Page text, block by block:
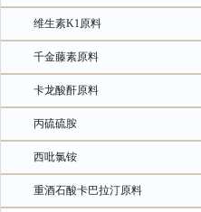
维生素K1原料
千金藤素原料
卡龙酸酐原料
丙硫硫胺
西吡氯铵
重酒石酸卡巴拉汀原料